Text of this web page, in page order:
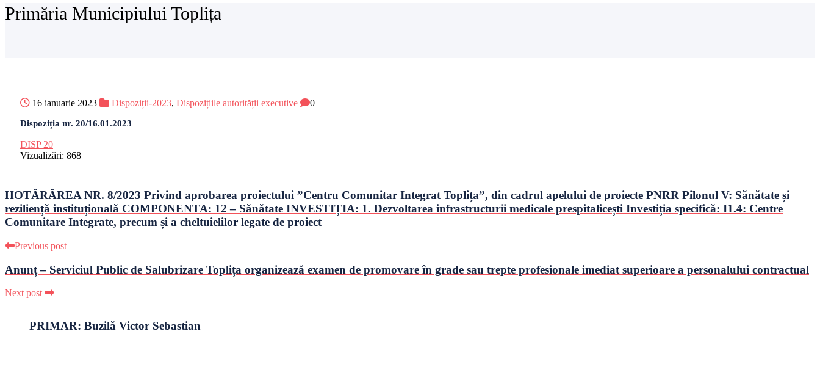
Primăria Municipiului Toplița
16 ianuarie 2023 Dispoziții-2023, Dispozițiile autorității executive 0
Dispoziția nr. 20/16.01.2023
DISP 20
Vizualizări: 868
HOTĂRÂREA NR. 8/2023 Privind aprobarea proiectului ”Centru Comunitar Integrat Toplița”, din cadrul apelului de proiecte PNRR Pilonul V: Sănătate și
reziliență instituțională COMPONENTA: 12 – Sănătate INVESTIȚIA: 1. Dezvoltarea infrastructurii medicale prespitalicești Investiția specifică: I1.4: Centre
Comunitare Integrate, precum și a cheltuielilor legate de proiect
Previous post
Anunț – Serviciul Public de Salubrizare Toplița organizează examen de promovare în grade sau trepte profesionale imediat superioare a personalului contractual
Next post
PRIMAR: Buzilă Victor Sebastian